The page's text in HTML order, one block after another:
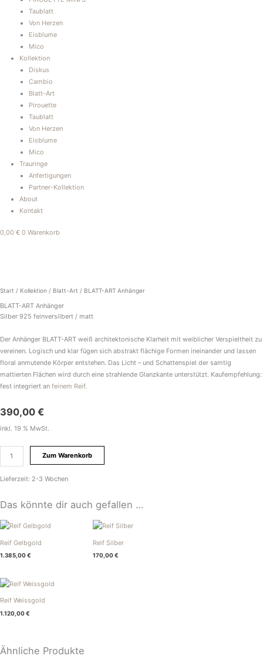
Taublatt
Von Herzen
Eisblume
Mico
Kollektion
Diskus
Cambio
Blatt-Art
Pirouette
Taublatt
Von Herzen
Eisblume
Mico
Trauringe
Anfertigungen
Partner-Kollektion
About
Kontakt
0,00 € 0 Warenkorb
Start / Kollektion / Blatt-Art / BLATT-ART Anhänger
BLATT-ART Anhänger
Silber 925 feinversilbert / matt
Der Anhänger BLATT-ART weiß architektonische Klarheit mit weiblicher Verspieltheit zu
vereinen. Logisch und klar fügen sich abstrakt flächige Formen ineinander und lassen
floral anmutende Körper entstehen. Das Licht – und Schattenspiel der samtig
mattierten Flächen wird durch eine strahlende Glanzkante unterstützt. Kaufempfehlung:
fest integriert an feinem Reif.
390,00 €
inkl. 19 % MwSt.
Zum Warenkorb
Lieferzeit: 2-3 Wochen
Das könnte dir auch gefallen …
Reif Gelbgold
1.385,00€
Reif Silber
170,00€
Reif Weissgold
1.120,00€
Ähnliche Produkte